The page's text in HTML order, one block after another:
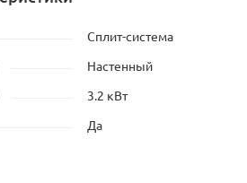
Сплит-система
Настенный
3.2 кВт
Да